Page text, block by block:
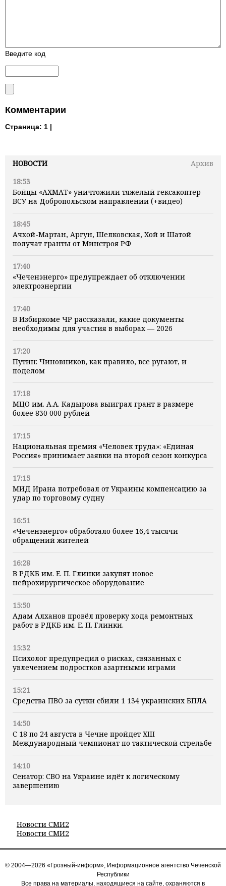
НОВОСТИ
Архив
18:53
Бойцы «АХМАТ» уничтожили тяжелый гексакоптер
ВСУ на Добропольском направлении (+видео)
18:45
Ачхой-Мартан, Аргун, Шелковская, Хой и Шатой
получат гранты от Минстроя РФ
17:40
«Чеченэнерго» предупреждает об отключении
электроэнергии
17:40
В Избиркоме ЧР рассказали, какие документы
необходимы для участия в выборах — 2026
17:20
Путин: Чиновников, как правило, все ругают, и
поделом
17:18
МЦО им. А.А. Кадырова выиграл грант в размере
более 830 000 рублей
17:15
Национальная премия «Человек труда»: «Единая
Россия» принимает заявки на второй сезон конкурса
17:15
МИД Ирана потребовал от Украины компенсацию за
удар по торговому судну
16:51
«Чеченэнерго» обработало более 16,4 тысячи
обращений жителей
16:28
В РДКБ им. Е. П. Глинки закупят новое
нейрохирургическое оборудование
15:50
Адам Алханов провёл проверку хода ремонтных
работ в РДКБ им. Е. П. Глинки.
15:32
Психолог предупредил о рисках, связанных с
увлечением подростков азартными играми
15:21
Средства ПВО за сутки сбили 1 134 украинских БПЛА
14:50
С 18 по 24 августа в Чечне пройдет XIII
Международный чемпионат по тактической стрельбе
14:10
Сенатор: СВО на Украине идёт к логическому
завершению
Новости СМИ2
Новости СМИ2
Введите код
Комментарии
Страница: 1 |
© 2004—2026 «Грозный-информ», Информационное агентство Чеченской
Республики
Все права на материалы, находящиеся на сайте, охраняются в